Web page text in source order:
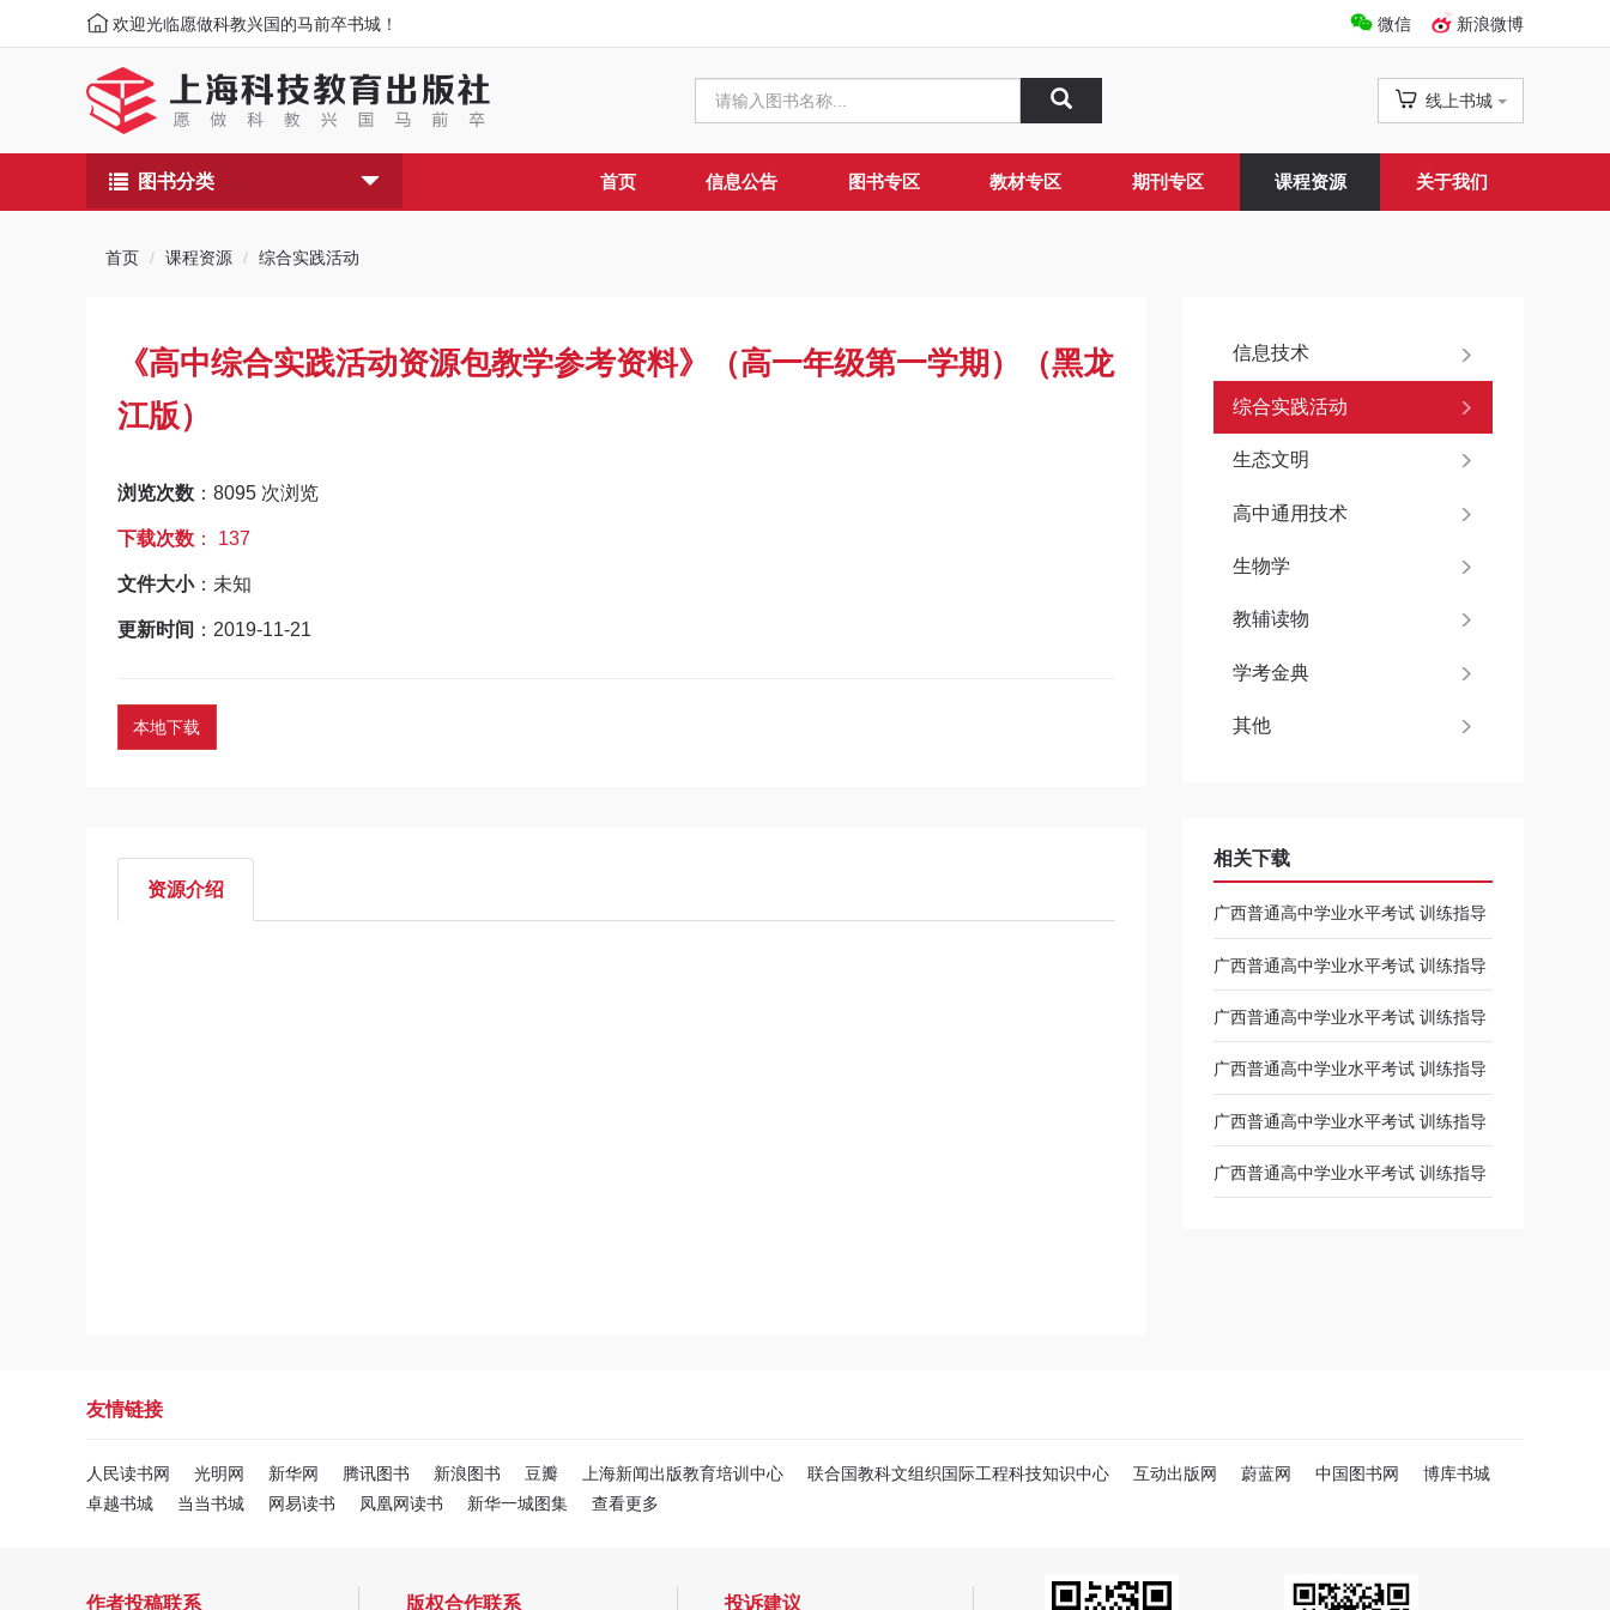
欢迎光临愿做科教兴国的马前卒书城！ 新浪微博
微信
线上书城
图书分类 首页 信息公告 图书专区 教材专区 期刊专区 课程资源 关于我们
首页 课程资源 综合实践活动
《高中综合实践活动资源包教学参考资料》（高一年级第一学期）（黑龙
江版）
浏览次数： 8095次浏览
下载次数： 137
文件大小：未知
更新时间 ：2019-11-21
本地下载
资源介绍
信息技术
综合实践活动
生态文明
高中通用技术
生物学
教辅读物
学考金典
其他
相关下载
广西普通高中学业水平考试 训练指导
化学 课件
广西普通高中学业水平考试 训练指导
地理 课件
广西普通高中学业水平考试 训练指导
历史 课件
广西普通高中学业水平考试 训练指导
生物学 课件
广西普通高中学业水平考试 训练指导
数学 课件
广西普通高中学业水平考试 训练指导
友情链接
人民读书网 光明网 新华网 腾讯图书 新浪图书 豆瓣 上海新闻出版教育培训中心 联合国教科文组织国际工程科技知识中心 互动出版网 蔚蓝网 中国图书网
博库书城
卓越书城
当当书城 网易读书 凤凰网读书 新华一城图集 查看更多
作者投稿联系 版权合作联系 投诉建议